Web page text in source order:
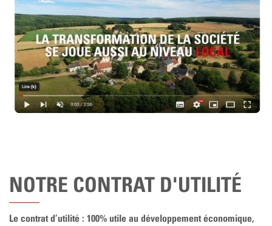
NOTRE CONTRAT D'UTILITÉ
Le contrat d’utilité : 100% utile au développement économique,